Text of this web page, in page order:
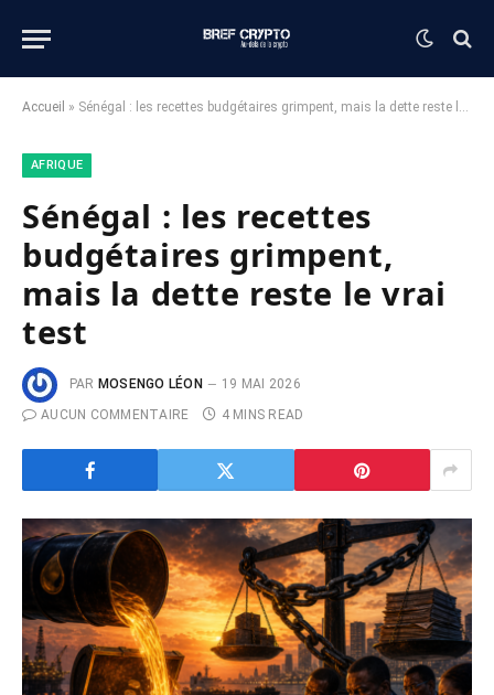
Accueil » Sénégal : les recettes budgétaires grimpent, mais la dette reste le vrai test
AFRIQUE
Sénégal : les recettes
budgétaires grimpent,
mais la dette reste le vrai
test
PAR MOSENGO LÉON
19 MAI 2026
AUCUN COMMENTAIRE
4 MINS READ